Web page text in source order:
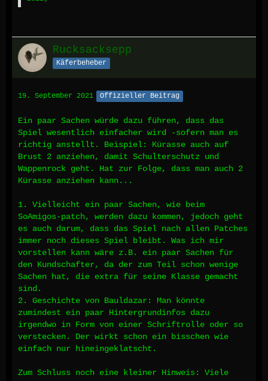
Rucksacksepp
Käferbeheber
19. September 2021 Offizieller Beitrag
Ein paar Sachen würde dazu führen, dass das
Spiel wesentlich einfacher wird -sofern man es
richtig anstellt. Beispiel: Kürasse auch auf
Brust 2 anziehen, damit Schulterschutz und
Wappenrock geht. Hat zur Folge, dass man auch 2
Kürasse anziehen kann...
1. Vielleicht ein paar Sachen, wie beim
SoAmigos-patch, werden dazu kommen, jedoch geht
es auch darum, dass das Spiel nach allen Patches
immer noch dieses Spiel bleibt. Was ich mir
vorstellen kann wäre z.B. ein paar Sachen für
den Kundschafter, da der zum Teil schon wenige
Sachen hat, die extra für seine Klasse gemacht
sind.
2. Geschichte von Bauldazar: Man könnte
zumindest ein paar Hintergrundinfos dazu
irgendwo in Form von einer Schriftrolle oder so
verstecken. Der wirkt schon ein bisschen wie
einfach nur hineingeklatscht.
Zum Schluss noch eine kleiner Hinweis: Viele